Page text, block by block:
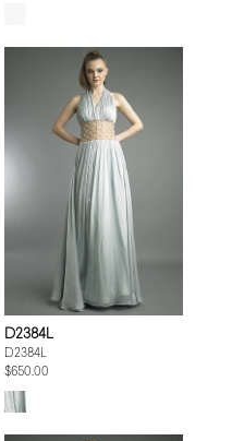
D2384L
D2384L
$650.00